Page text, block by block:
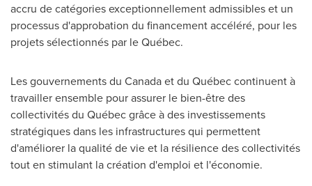
accru de catégories exceptionnellement admissibles et un
processus d'approbation du financement accéléré, pour les
projets sélectionnés par le Québec.
Les gouvernements du Canada et du Québec continuent à
travailler ensemble pour assurer le bien-être des
collectivités du Québec grâce à des investissements
stratégiques dans les infrastructures qui permettent
d'améliorer la qualité de vie et la résilience des collectivités
tout en stimulant la création d'emploi et l'économie.